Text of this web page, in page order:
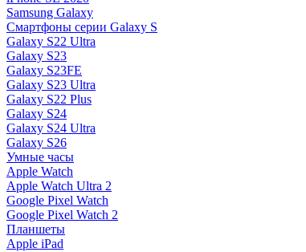
Samsung Galaxy
Смартфоны серии Galaxy S
Galaxy S22 Ultra
Galaxy S23
Galaxy S23FE
Galaxy S23 Ultra
Galaxy S22 Plus
Galaxy S24
Galaxy S24 Ultra
Galaxy S26
Умные часы
Apple Watch
Apple Watch Ultra 2
Google Pixel Watch
Google Pixel Watch 2
Планшеты
Apple iPad